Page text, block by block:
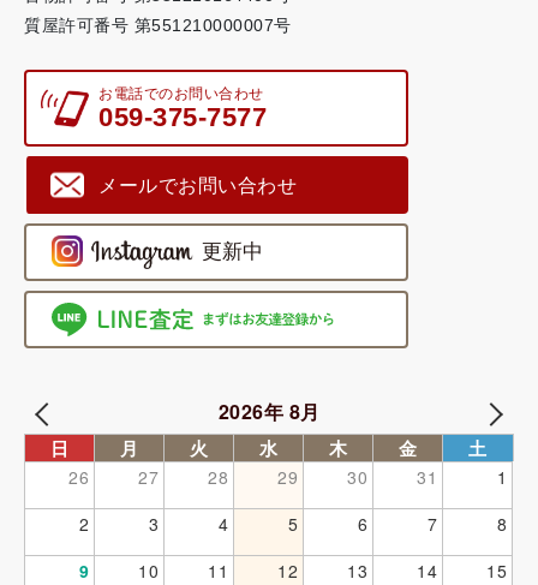
質屋許可番号 第551210000007号
お電話でのお問い合わせ
059-375-7577
メールでお問い合わせ
2026年 8月
日 月 火 水 木 金 土
26 27 28 29 30 31
1
2
3 4 5 6 7
8
9
10 11 12 13 14
15